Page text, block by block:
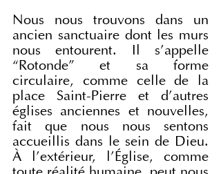
Nous nous trouvons dans un
ancien sanctuaire dont les murs
nous entourent. Il s'appelle
“Rotonde” et sa forme
circulaire, comme celle de la
place Saint-Pierre et d'autres
églises anciennes et nouvelles,
fait que nous nous sentons
accueillis dans le sein de Dieu.
À l'extérieur, l'Église, comme